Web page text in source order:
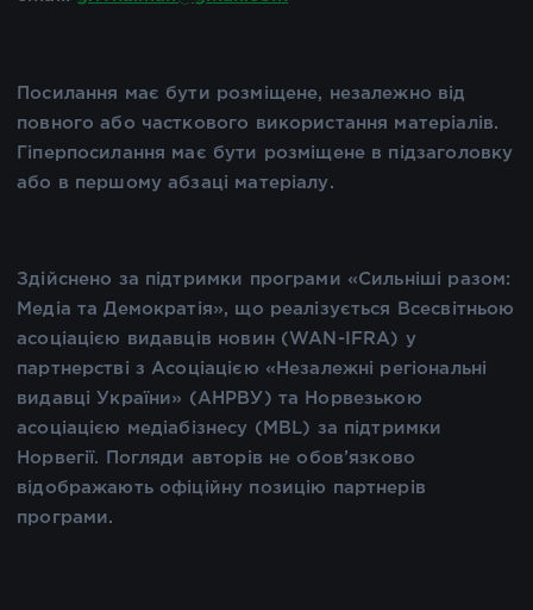
Посилання має бути розміщене, незалежно від
повного або часткового використання матеріалів.
Гіперпосилання має бути розміщене в підзаголовку
або в першому абзаці матеріалу.
Здійснено за підтримки програми «Сильніші разом:
Медіа та Демократія», що реалізується Всесвітньою
асоціацією видавців новин (WAN-IFRA) у
партнерстві з Асоціацією «Незалежні регіональні
видавці України» (АНРВУ) та Норвезькою
асоціацією медіабізнесу (MBL) за підтримки
Норвегії. Погляди авторів не обов’язково
відображають офіційну позицію партнерів
програми.